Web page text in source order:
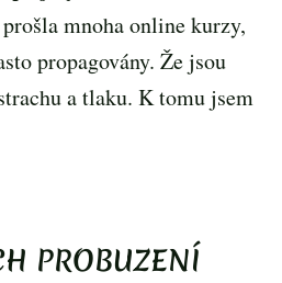
mnoha online kurzy,
propagovány. Že jsou
a tlaku. K tomu jsem
PROBUZENÍ